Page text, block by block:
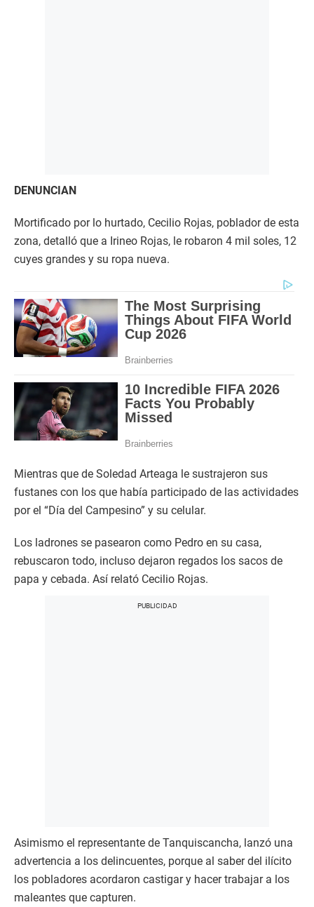
DENUNCIAN
Mortificado por lo hurtado, Cecilio Rojas, poblador de esta
zona, detalló que a Irineo Rojas, le robaron 4 mil soles, 12
cuyes grandes y su ropa nueva.
Mientras que de Soledad Arteaga le sustrajeron sus
fustanes con los que había participado de las actividades
por el “Día del Campesino” y su celular.
Los ladrones se pasearon como Pedro en su casa,
rebuscaron todo, incluso dejaron regados los sacos de
papa y cebada. Así relató Cecilio Rojas.
Asimismo el representante de Tanquiscancha, lanzó una
advertencia a los delincuentes, porque al saber del ilícito
los pobladores acordaron castigar y hacer trabajar a los
maleantes que capturen.